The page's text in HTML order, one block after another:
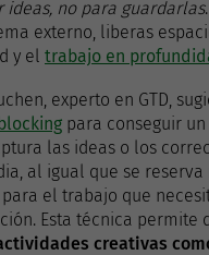
ideas, no para guardarlas
externo, liberas
y el trabajo en
experto en GTD,
para conseguir
las ideas o los
al igual que se
el trabajo que
Esta técnica permite
creativas